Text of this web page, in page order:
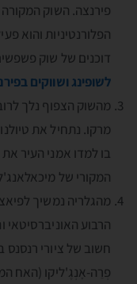
פירנצה. השוק
הפלורנטיניות והוא
דוכנים של שוק
לשופינג ושווקים
מהשוק הצפוף נלך
מרקו. נתחיל את
בו למדו אמני העיר
המקורי של
מהגלריה נמשיך
הרבוע האוניברסיטאי
חשוב של ציורי
פְרֵה-אָנְגֶ'ליקו (האח